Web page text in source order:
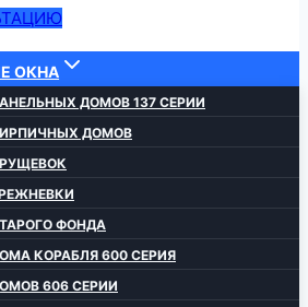
ОКНА
ДОМОВ 137 СЕРИИ
ДОМОВ
ФОНДА
КОРАБЛЯ 600 СЕРИЯ
606 СЕРИИ